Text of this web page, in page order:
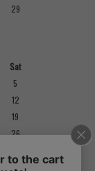
29
Sat
5
12
19
26